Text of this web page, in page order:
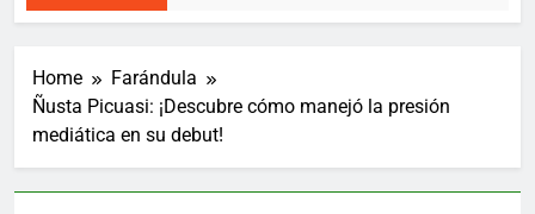
Home
Farándula
Ñusta Picuasi: ¡Descubre cómo manejó la presión
mediática en su debut!